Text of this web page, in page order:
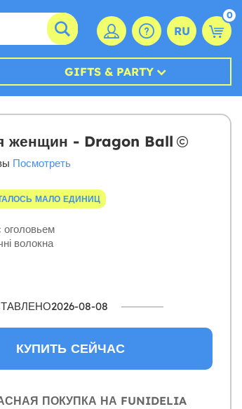
RU
0
GIFTS & PARTY
женщин - Dragon Ball
Посмотреть
МАЛО ЕДИНИЦ
волокна
08-08
КУПИТЬ СЕЙЧАС
ПОКУПКА НА FUNIDELIA